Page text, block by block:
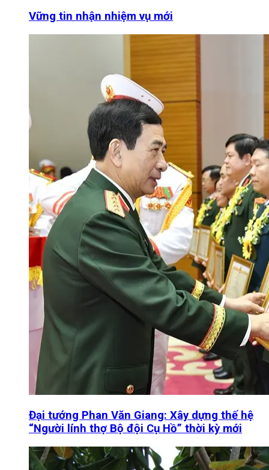
Vững tin nhận nhiệm vụ mới
Đại tướng Phan Văn Giang: Xây dựng thế hệ
“Người lính thợ Bộ đội Cụ Hồ” thời kỳ mới